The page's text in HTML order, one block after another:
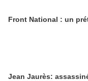
Front National : un
Jean Jaurès: